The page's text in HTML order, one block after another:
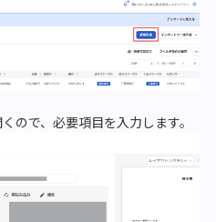
ので、必要項目を入力します。